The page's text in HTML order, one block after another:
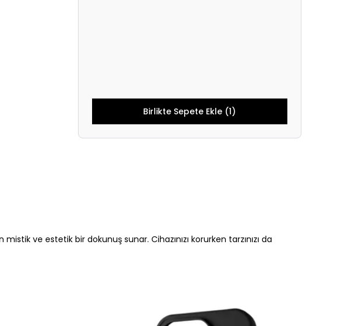
Birlikte Sepete Ekle (1)
ve estetik bir dokunuş sunar. Cihazınızı korurken tarzınızı da